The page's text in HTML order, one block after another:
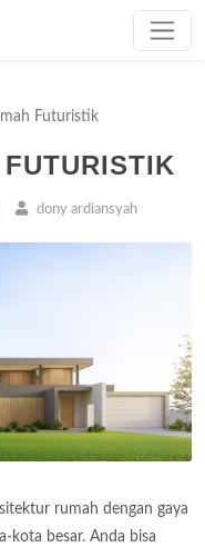
Futuristik
dony ardiansyah
rumah dengan gaya
kota besar. Anda bisa